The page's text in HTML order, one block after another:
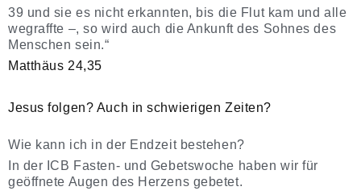
39 und sie es nicht erkannten, bis die Flut kam und alle
wegraffte –, so wird auch die Ankunft des Sohnes des
Menschen sein.“
Matthäus 24,35
Jesus folgen? Auch in schwierigen Zeiten?
Wie kann ich in der Endzeit bestehen?
In der ICB Fasten- und Gebetswoche haben wir für
geöffnete Augen des Herzens gebetet.